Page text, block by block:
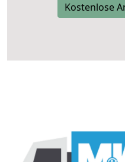
Kostenlose